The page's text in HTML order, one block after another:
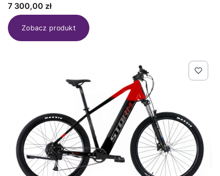
Cena
7 300,00 zł
Zobacz produkt